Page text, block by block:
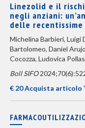
Linezolid e il
negli anziani:
delle recentissime
Michelina Barbieri, Luigi
Bartolomeo, Daniel
Cocozza, Ludovica
Boll SIFO
€ 20 Acquista articolo